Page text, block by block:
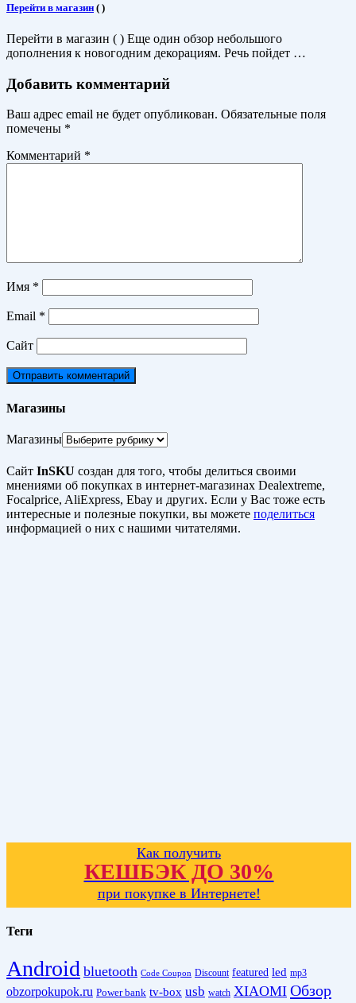
Перейти в магазин ( )
Перейти в магазин ( ) Еще один обзор небольшого
дополнения к новогодним декорациям. Речь пойдет …
Добавить комментарий
Ваш адрес email не будет опубликован. Обязательные поля
помечены *
Комментарий *
Имя *
Email *
Сайт
Магазины
Магазины
Сайт InSKU создан для того, чтобы делиться своими
мнениями об покупках в интернет-магазинах Dealextreme,
Focalprice, AliExpress, Ebay и других. Если у Вас тоже есть
интересные и полезные покупки, вы можете поделиться
информацией о них с нашими читателями.
Как получить
КЕШБЭК ДО 30%
при покупке в Интернете!
Теги
Android bluetooth Code Coupon Discount featured led mp3
obzorpokupok.ru Power bank tv-box usb watch XIAOMI Обзор